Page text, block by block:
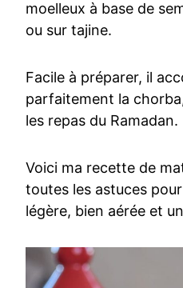
moelleux à base de
ou sur tajine.
Facile à préparer, il
parfaitement la
les repas du Ramadan.
Voici ma recette de
toutes les astuces
légère, bien aérée et